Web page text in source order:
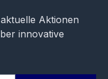
Aktionen
innovative